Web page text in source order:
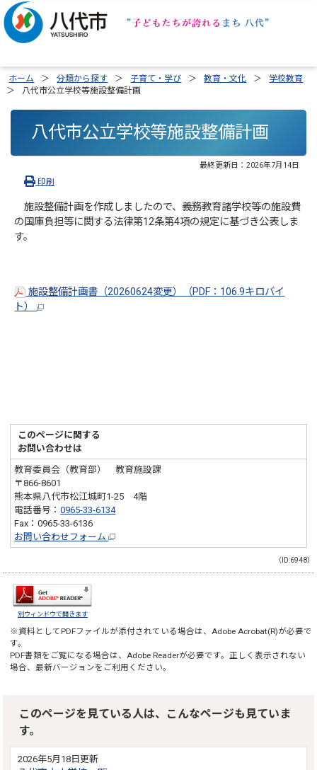
ホーム 分類から探す 子育て・学び 教育・文化
学校教育
八代市公立学校等施設整備計画
八代市公立学校等施設整備計画
最終更新日： 2026年7月14日
印刷
施設整備計画を作成しましたので、義務教育諸学校等の施設費
の国庫負担等に関する法律第12条第4項の規定に基づき公表しま
す。
施設整備計画書（20260624変更）（PDF：106.9キロバイ
ト）
このページに関する
お問い合わせは
教育委員会（教育部） 教育施設課
〒866-8601
熊本県八代市松江城町1-25 4階
電話番号：0965-33-6134
Fax：0965-33-6136
お問い合わせフォーム
（ID:6948）
別ウィンドウで開きます
※資料としてPDFファイルが添付されている場合は、 Adobe Acrobat(R)が必要で
す。
PDF書類をご覧になる場合は、 Adobe Readerが必要です。正しく表示されない
場合、最新バージョンをご利用ください。
このページを見ている人は、こんなページも見ていま
す。
2026年5月18日更新